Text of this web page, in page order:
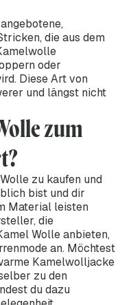
die aus dem
oder
Diese Art von
und längst nicht
zum
zu kaufen und
bist und dir
Material leisten
die
Wolle anbieten,
an. Möchtest
Kamelwolljacke
zu den
du dazu